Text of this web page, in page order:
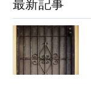
最新記事